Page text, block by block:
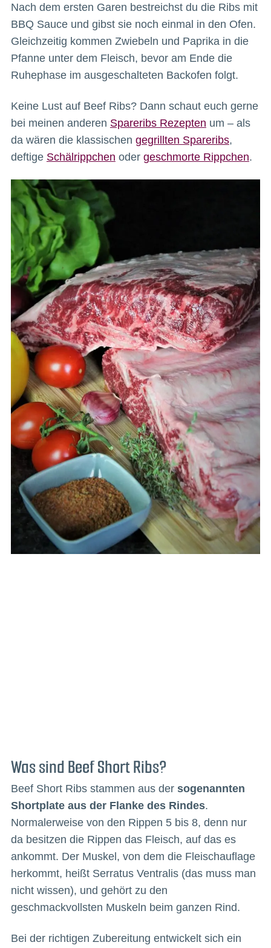
Nach dem ersten Garen bestreichst du die Ribs mit
BBQ Sauce und gibst sie noch einmal in den Ofen.
Gleichzeitig kommen Zwiebeln und Paprika in die
Pfanne unter dem Fleisch, bevor am Ende die
Ruhephase im ausgeschalteten Backofen folgt.
Keine Lust auf Beef Ribs? Dann schaut euch gerne
bei meinen anderen Spareribs Rezepten um – als
da wären die klassischen gegrillten Spareribs,
deftige Schälrippchen oder geschmorte Rippchen.
Was sind Beef Short Ribs?
Beef Short Ribs stammen aus der sogenannten
Shortplate aus der Flanke des Rindes.
Normalerweise von den Rippen 5 bis 8, denn nur
da besitzen die Rippen das Fleisch, auf das es
ankommt. Der Muskel, von dem die Fleischauflage
herkommt, heißt Serratus Ventralis (das muss man
nicht wissen), und gehört zu den
geschmackvollsten Muskeln beim ganzen Rind.
Bei der richtigen Zubereitung entwickelt sich ein